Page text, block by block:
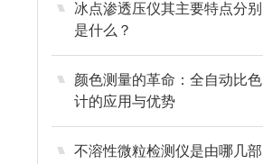
冰点渗透压仪其主要特点分别
是什么？
颜色测量的革命：全自动比色
计的应用与优势
不溶性微粒检测仪是由哪几部